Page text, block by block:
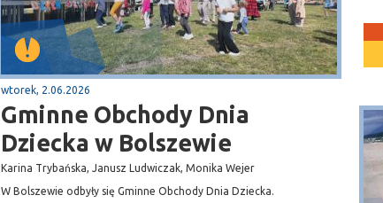
wtorek, 2.06.2026
Gminne Obchody Dnia
Dziecka w Bolszewie
Karina Trybańska, Janusz Ludwiczak, Monika Wejer
W Bolszewie odbyły się Gminne Obchody Dnia Dziecka.